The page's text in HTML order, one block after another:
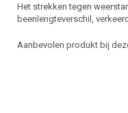
Het strekken tegen
beenlengteverschil,
Aanbevolen produkt bij